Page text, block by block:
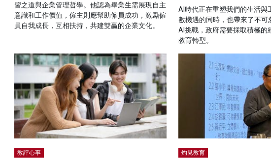
習之道與企業管理哲學。他認為畢業生需展現自主
意識和工作價值，僱主則應幫助僱員成功，激勵僱
員自我成長，互相扶持，共建雙贏的企業文化。
AI時代正在重塑我們的生活與
數機遇的同時，也帶來了不可
AI挑戰，政府需要採取積極的
教育轉型。
教評心事 灼見教育